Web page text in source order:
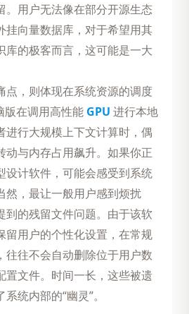
。用户无法像在部分开源生态
挂向量数据库，对于希望用其
库的极客而言，这可能是一大
点，则体现在系统资源的调度
版在调用高性能 GPU 进行本地
进行大规模上下文计算时，偶
动与内存占用飙升。如果你正
设计软件，可能会感受到系统
然，最让一般用户感到烦扰
到的残留文件问题。由于该软
留用户的个性化设置，在常规
往往不会自动删除位于用户数
置文件。时间一长，这些被遗
统内部的“幽灵”。